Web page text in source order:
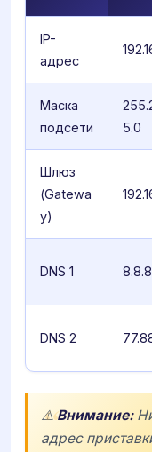
IP-
адрес
Маска
подсети
5.0
Шлюз
(Gatewa
y)
DNS 1
DNS 2
⚠️Внимание:
адрес